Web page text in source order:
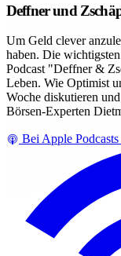
Deffner und
Um Geld clever
haben. Die
Podcast "Deffner &
Leben. Wie Optimist
Woche diskutieren
Börsen-Experten
Bei Apple Podcasts